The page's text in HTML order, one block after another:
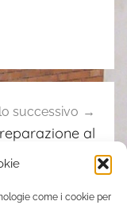
come i cookie per
successivo
al
matrimonio